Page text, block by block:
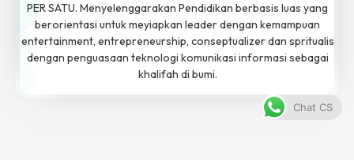
PER SATU. Menyelenggarakan Pendidikan berbasis luas yang
berorientasi untuk meyiapkan leader dengan kemampuan
entertainment, entrepreneurship, conseptualizer dan spritualis
dengan penguasaan teknologi komunikasi informasi sebagai
khalifah di bumi.
Chat CS